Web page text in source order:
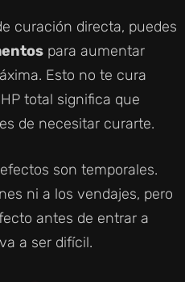
curación directa, puedes
para aumentar
Esto no te cura
total significa que
de necesitar curarte.
son temporales.
ni a los vendajes, pero
antes de entrar a
a ser difícil.